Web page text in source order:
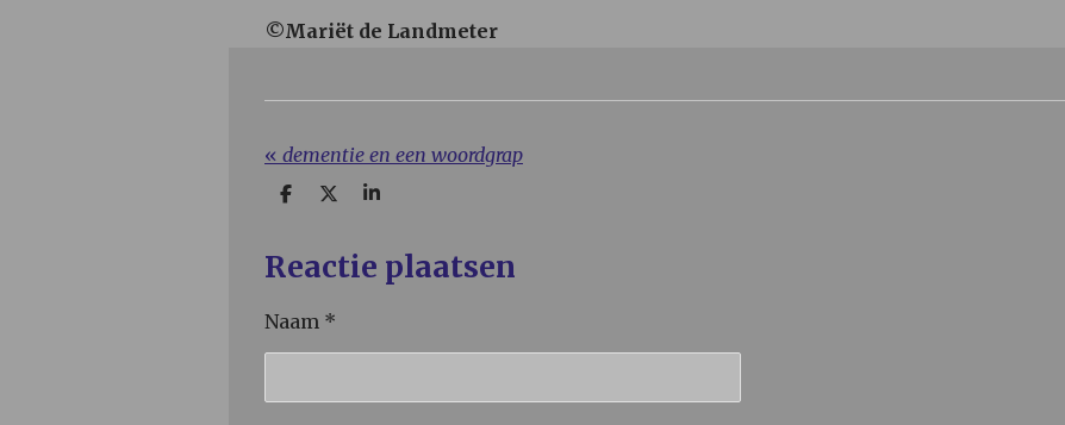
©Mariët de Landmeter
« dementie en een woordgrap
D
e
n
D
l
S
r
e
Reactie plaatsen
Naam *